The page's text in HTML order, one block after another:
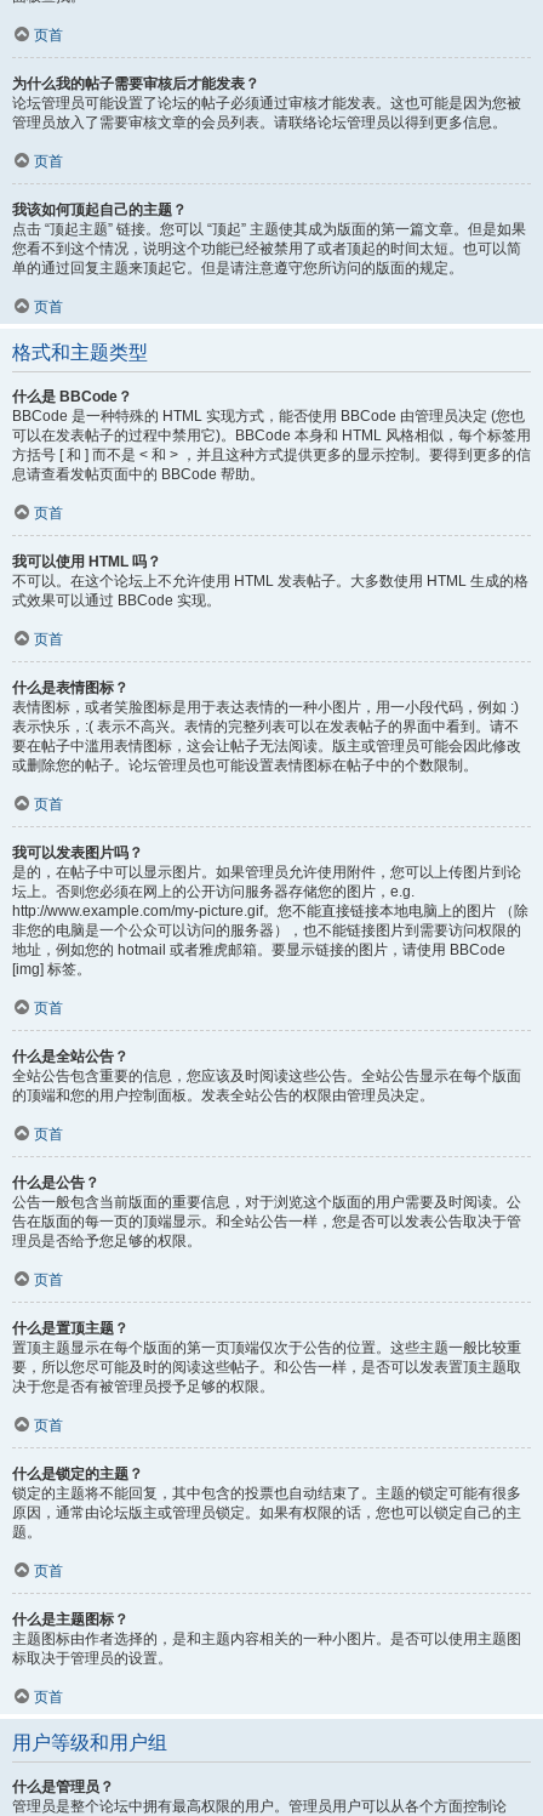
页首
为什么我的帖子需要审核后才能发表？
论坛管理员可能设置了论坛的帖子必须通过审核才能发表。这也可能是因为您被
管理员放入了需要审核文章的会员列表。请联络论坛管理员以得到更多信息。
页首
我该如何顶起自己的主题？
点击 “顶起主题” 链接。您可以 “顶起” 主题使其成为版面的第一篇文章。但是如果
您看不到这个情况，说明这个功能已经被禁用了或者顶起的时间太短。也可以简
单的通过回复主题来顶起它。但是请注意遵守您所访问的版面的规定。
页首
格式和主题类型
什么是 BBCode？
BBCode 是一种特殊的 HTML 实现方式，能否使用 BBCode 由管理员决定 (您也
可以在发表帖子的过程中禁用它)。BBCode 本身和 HTML 风格相似，每个标签用
方括号 [ 和 ] 而不是 < 和 > ，并且这种方式提供更多的显示控制。要得到更多的信
息请查看发帖页面中的 BBCode 帮助。
页首
我可以使用 HTML 吗？
不可以。在这个论坛上不允许使用 HTML 发表帖子。大多数使用 HTML 生成的格
式效果可以通过 BBCode 实现。
页首
什么是表情图标？
表情图标，或者笑脸图标是用于表达表情的一种小图片，用一小段代码，例如 :)
表示快乐，:( 表示不高兴。表情的完整列表可以在发表帖子的界面中看到。请不
要在帖子中滥用表情图标，这会让帖子无法阅读。版主或管理员可能会因此修改
或删除您的帖子。论坛管理员也可能设置表情图标在帖子中的个数限制。
页首
我可以发表图片吗？
是的，在帖子中可以显示图片。如果管理员允许使用附件，您可以上传图片到论
坛上。否则您必须在网上的公开访问服务器存储您的图片，e.g.
http://www.example.com/my-picture.gif。您不能直接链接本地电脑上的图片 （除
非您的电脑是一个公众可以访问的服务器），也不能链接图片到需要访问权限的
地址，例如您的 hotmail 或者雅虎邮箱。要显示链接的图片，请使用 BBCode
[img] 标签。
页首
什么是全站公告？
全站公告包含重要的信息，您应该及时阅读这些公告。全站公告显示在每个版面
的顶端和您的用户控制面板。发表全站公告的权限由管理员决定。
页首
什么是公告？
公告一般包含当前版面的重要信息，对于浏览这个版面的用户需要及时阅读。公
告在版面的每一页的顶端显示。和全站公告一样，您是否可以发表公告取决于管
理员是否给予您足够的权限。
页首
什么是置顶主题？
置顶主题显示在每个版面的第一页顶端仅次于公告的位置。这些主题一般比较重
要，所以您尽可能及时的阅读这些帖子。和公告一样，是否可以发表置顶主题取
决于您是否有被管理员授予足够的权限。
页首
什么是锁定的主题？
锁定的主题将不能回复，其中包含的投票也自动结束了。主题的锁定可能有很多
原因，通常由论坛版主或管理员锁定。如果有权限的话，您也可以锁定自己的主
题。
页首
什么是主题图标？
主题图标由作者选择的，是和主题内容相关的一种小图片。是否可以使用主题图
标取决于管理员的设置。
页首
用户等级和用户组
什么是管理员？
管理员是整个论坛中拥有最高权限的用户。管理员用户可以从各个方面控制论